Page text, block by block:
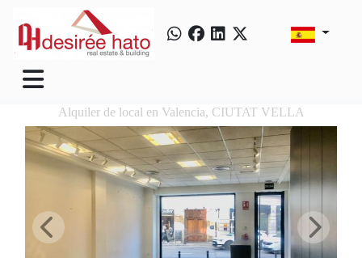
Alquiler de local en Valencia, CIUTAT VELLA